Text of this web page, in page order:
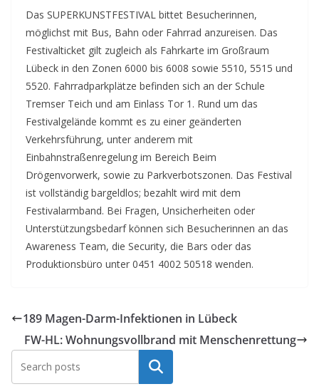
Das SUPERKUNSTFESTIVAL bittet Besucherinnen,
möglichst mit Bus, Bahn oder Fahrrad anzureisen. Das
Festivalticket gilt zugleich als Fahrkarte im Großraum
Lübeck in den Zonen 6000 bis 6008 sowie 5510, 5515 und
5520. Fahrradparkplätze befinden sich an der Schule
Tremser Teich und am Einlass Tor 1. Rund um das
Festivalgelände kommt es zu einer geänderten
Verkehrsführung, unter anderem mit
Einbahnstraßenregelung im Bereich Beim
Drögenvorwerk, sowie zu Parkverbotszonen. Das Festival
ist vollständig bargeldlos; bezahlt wird mit dem
Festivalarmband. Bei Fragen, Unsicherheiten oder
Unterstützungsbedarf können sich Besucherinnen an das
Awareness Team, die Security, die Bars oder das
Produktionsbüro unter 0451 4002 50518 wenden.
189 Magen-Darm-Infektionen in Lübeck
FW-HL: Wohnungsvollbrand mit Menschenrettung
Suchen